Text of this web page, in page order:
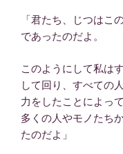
「君たち、じつはこ
であったのだよ。
このようにして私は
して回り、すべての
力をしたことによっ
多くの人やモノたち
たのだよ」